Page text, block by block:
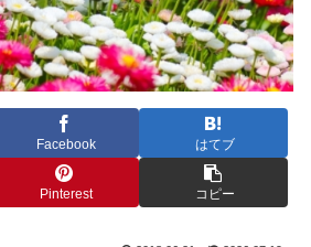
Facebook はてブ
Pinterest コピー